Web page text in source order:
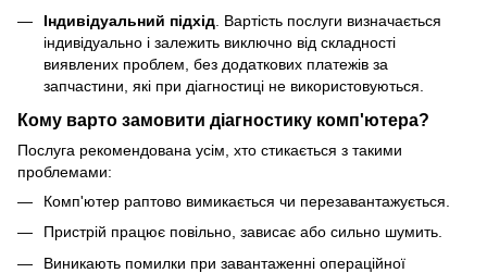
Індивідуальний підхід . Вартість послуги визначається
індивідуально і залежить виключно від складності
виявлених проблем, без додаткових платежів за
запчастини, які при діагностиці не використовуються.
Кому варто замовити діагностику комп'ютера?
Послуга рекомендована усім, хто стикається з такими
проблемами:
Комп'ютер раптово вимикається чи перезавантажується.
Пристрій працює повільно, зависає або сильно шумить.
Виникають помилки при завантаженні операційної